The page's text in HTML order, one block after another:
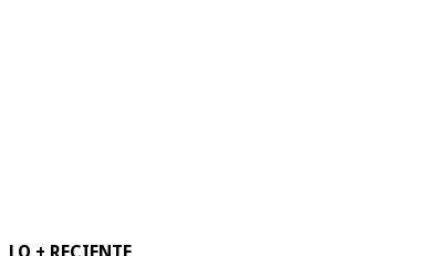
LO + RECIENTE